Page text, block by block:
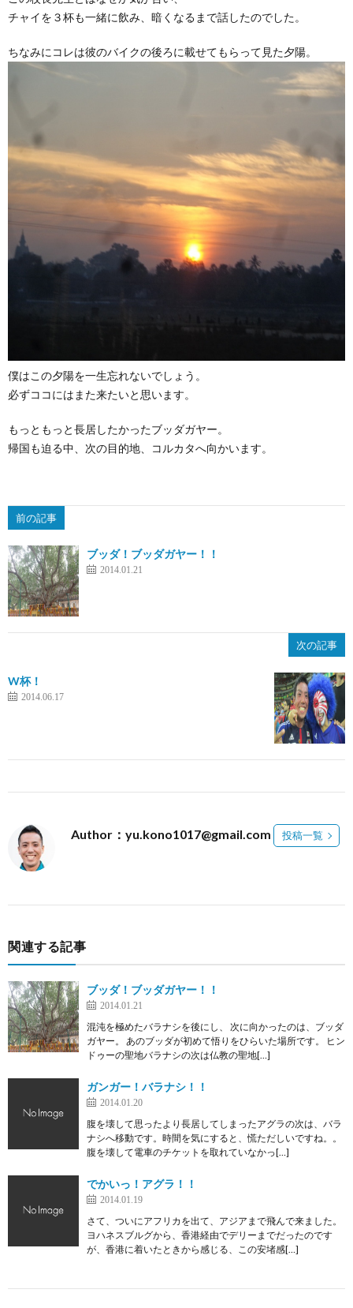
チャイを３杯も一緒に飲み、暗くなるまで話したのでした。
ちなみにコレは彼のバイクの後ろに載せてもらって見た夕陽。
僕はこの夕陽を一生忘れないでしょう。
必ずココにはまた来たいと思います。
もっともっと長居したかったブッダガヤー。
帰国も迫る中、次の目的地、コルカタへ向かいます。
前の記事
ブッダ！ブッダガヤー！！
2014.01.21
次の記事
W杯！
2014.06.17
Author：yu.kono1017@gmail.com 投稿一覧
関連する記事
ブッダ！ブッダガヤー！！
2014.01.21
混沌を極めたバラナシを後にし、 次に向かったのは、ブッダ
ガヤー。 あのブッダが初めて悟りをひらいた場所です。 ヒン
ドゥーの聖地バラナシの次は仏教の聖地[…]
ガンガー！バラナシ！！
2014.01.20
腹を壊して思ったより長居してしまったアグラの次は、バラ
ナシへ移動です。時間を気にすると、慌ただしいですね。。
腹を壊して電車のチケットを取れていなかっ[…]
でかいっ！アグラ！！
2014.01.19
さて、ついにアフリカを出て、アジアまで飛んで来ました。
ヨハネスブルグから、香港経由でデリーまでだったのです
が、香港に着いたときから感じる、この安堵感[…]